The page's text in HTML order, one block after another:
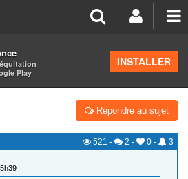
Play
INSTALLER
>Bretagne
BONJOUR !!
Répondre au sujet
521 - 2 - 0 -
3